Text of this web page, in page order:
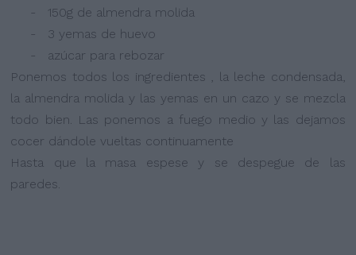
- 150g de almendra molida
- 3 yemas de huevo
- azúcar para rebozar
Ponemos todos los ingredientes , la leche condensada,
la almendra molida y las yemas en un cazo y se mezcla
todo bien. Las ponemos a fuego medio y las dejamos
cocer dándole vueltas continuamente
Hasta que la masa espese y se despegue de las
paredes.